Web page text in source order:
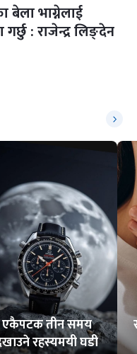
भाग्नेलाई
गर्छु : राजेन्द्र लिङ्देन
एकैपटक तीन समय
रहस्यमयी घडी